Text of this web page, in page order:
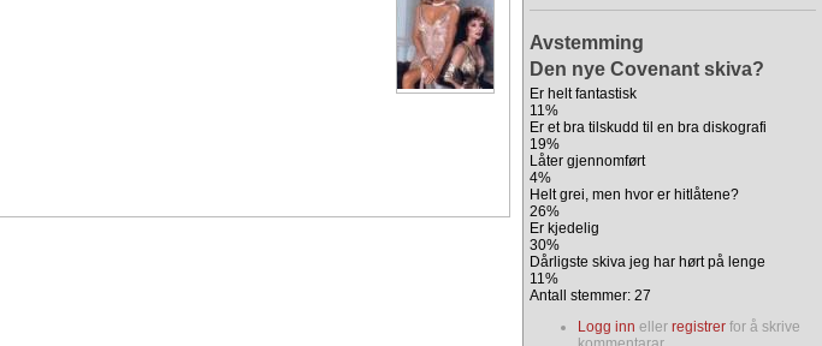
Avstemming
Den nye Covenant skiva?
Er helt fantastisk
11%
Er et bra tilskudd til en bra diskografi
19%
Låter gjennomført
4%
Helt grei, men hvor er hitlåtene?
26%
Er kjedelig
30%
Dårligste skiva jeg har hørt på lenge
11%
Antall stemmer: 27
Logg inn eller registrer for å skrive